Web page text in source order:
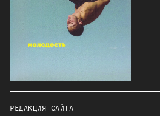
РЕДАКЦИЯ САЙТА